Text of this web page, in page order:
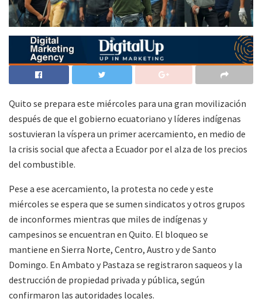
Quito se prepara este miércoles para una gran movilización
después de que el gobierno ecuatoriano y líderes indígenas
sostuvieran la víspera un primer acercamiento, en medio de
la crisis social que afecta a Ecuador por el alza de los precios
del combustible.
Pese a ese acercamiento, la protesta no cede y este
miércoles se espera que se sumen sindicatos y otros grupos
de inconformes mientras que miles de indígenas y
campesinos se encuentran en Quito. El bloqueo se
mantiene en Sierra Norte, Centro, Austro y de Santo
Domingo. En Ambato y Pastaza se registraron saqueos y la
destrucción de propiedad privada y pública, según
confirmaron las autoridades locales.